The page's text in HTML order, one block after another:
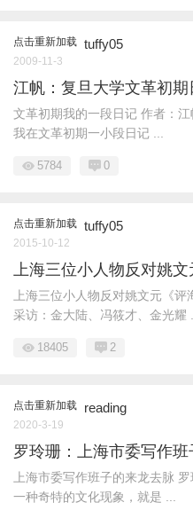
点击重新加载 tuffy05
2009-11-3
江帆：复旦大学文革初期
文革初期我的一段日记 作者
我在文革初期一小段日记 ...
5784 0
点击重新加载 tuffy05
2015-10-12
上海三位小人物反对姚
上海三位小人物反对姚文元《
采访：金大陆、冯筱才、金光耀 ...
18405 2
点击重新加载 reading
2020-3-19
罗玲珊：上海市委写作
上海市委写作班子的来龙去脉
一种奇特的文化现象，就是 ...